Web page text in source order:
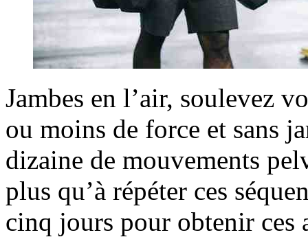
Jambes en l’air, soulevez
ou moins de force et sans
dizaine de mouvements
plus qu’à répéter ces
cinq jours pour obtenir ces